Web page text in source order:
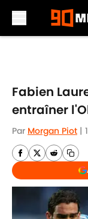
Fabien
entraîner
Par Morgan Piot |